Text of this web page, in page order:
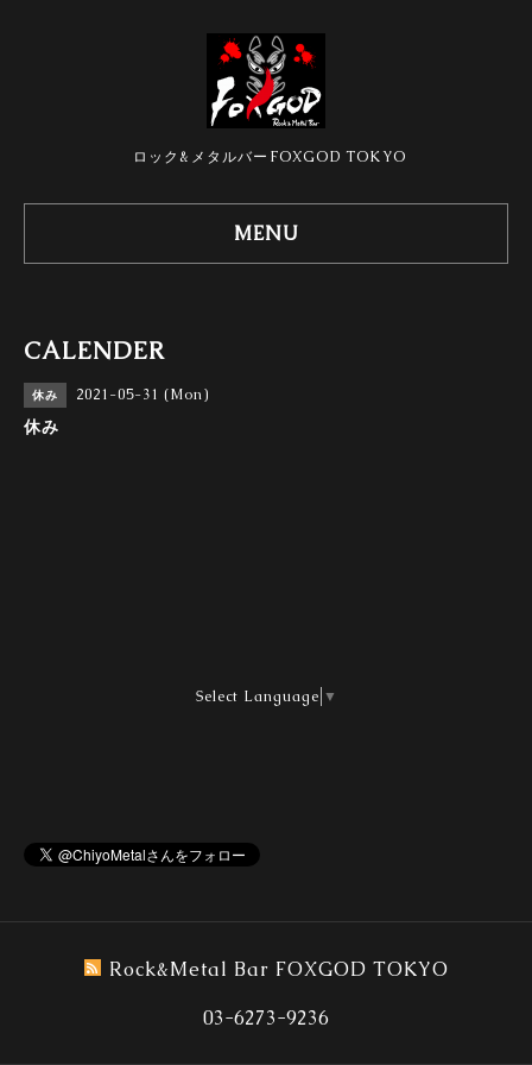
ロック&メタルバーFOXGOD TOKYO
MENU
CALENDER
休み 2021-05-31 (Mon)
休み
Select Language ▼
Rock&Metal Bar FOXGOD TOKYO
03-6273-9236